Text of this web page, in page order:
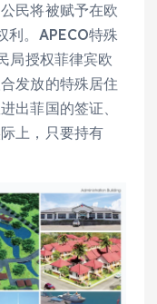
民将被赋予在欧
利。APECO特殊
局授权菲律宾欧
发放的特殊居住
出菲国的签证、
上，只要持有